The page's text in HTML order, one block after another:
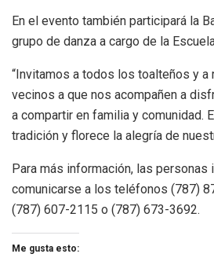
En el evento también participará la
grupo de danza a cargo de la
“Invitamos a todos los toalteños y
vecinos a que nos acompañen a
a compartir en familia y comunidad.
tradición y florece la alegría de
Para más información, las personas
comunicarse a los teléfonos (787)
(787) 607-2115 o (787) 673-3692.
Me gusta esto: